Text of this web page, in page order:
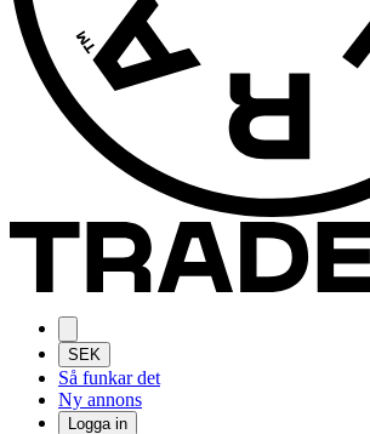
SEK
Så funkar det
Ny annons
Logga in